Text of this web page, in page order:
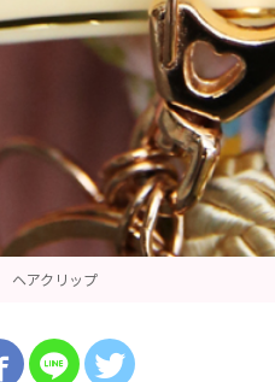
ヘアクリップ